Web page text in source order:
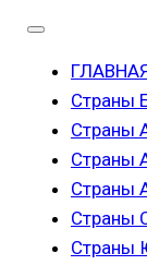
Страны
Страны
Страны
Страны
Страны
Страны